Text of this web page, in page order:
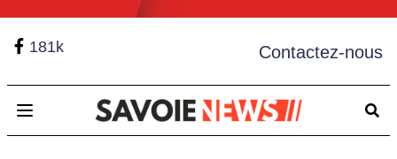
181k Contactez-nous
Open main menu